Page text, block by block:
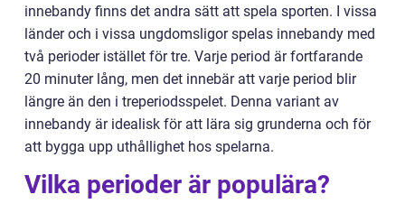
innebandy finns det andra sätt att spela sporten. I vissa
länder och i vissa ungdomsligor spelas innebandy med
två perioder istället för tre. Varje period är fortfarande
20 minuter lång, men det innebär att varje period blir
längre än den i treperiodsspelet. Denna variant av
innebandy är idealisk för att lära sig grunderna och för
att bygga upp uthållighet hos spelarna.
Vilka perioder är populära?